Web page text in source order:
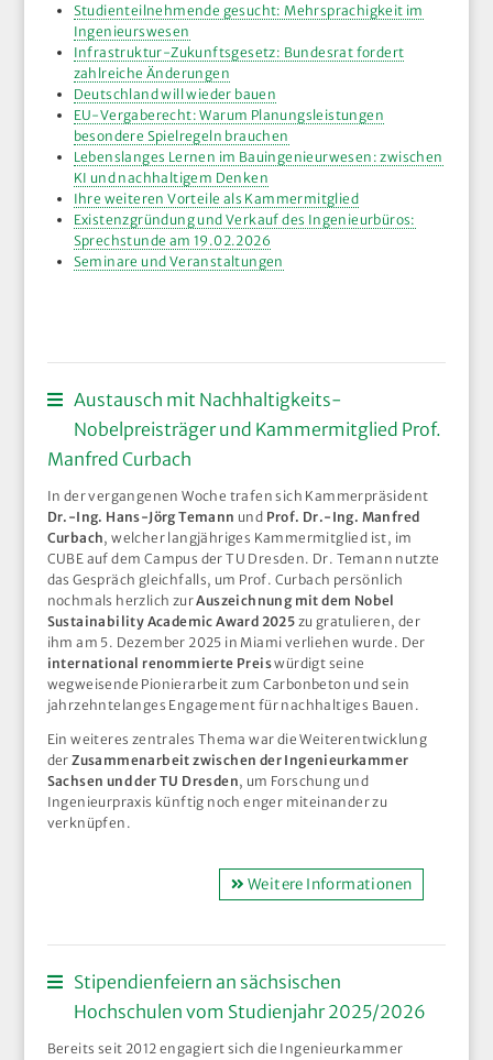
Studienteilnehmende gesucht: Mehrsprachigkeit im
Ingenieurswesen
Infrastruktur-Zukunftsgesetz: Bundesrat fordert
zahlreiche Änderungen
Deutschland will wieder bauen
EU-Vergaberecht: Warum Planungsleistungen
besondere Spielregeln brauchen
Lebenslanges Lernen im Bauingenieurwesen: zwischen
KI und nachhaltigem Denken
Ihre weiteren Vorteile als Kammermitglied
Existenzgründung und Verkauf des Ingenieurbüros:
Sprechstunde am 19.02.2026
Seminare und Veranstaltungen
Austausch mit Nachhaltigkeits-
Nobelpreisträger und Kammermitglied Prof.
Manfred Curbach
In der vergangenen Woche trafen sich Kammerpräsident
Dr.-Ing. Hans-Jörg Temann und Prof. Dr.-Ing. Manfred
Curbach, welcher langjähriges Kammermitglied ist, im
CUBE auf dem Campus der TU Dresden. Dr. Temann nutzte
das Gespräch gleichfalls, um Prof. Curbach persönlich
nochmals herzlich zurAuszeichnung mit dem Nobel
Sustainability Academic Award 2025 zu gratulieren, der
ihm am 5. Dezember 2025 in Miami verliehen wurde. Der
international renommierte Preiswürdigt seine
wegweisende Pionierarbeit zum Carbonbeton und sein
jahrzehntelanges Engagement für nachhaltiges Bauen.
Ein weiteres zentrales Thema war die Weiterentwicklung
derZusammenarbeit zwischen der Ingenieurkammer
Sachsen und der TU Dresden, um Forschung und
Ingenieurpraxis künftig noch enger miteinander zu
verknüpfen.
Weitere Informationen
Stipendienfeiern an sächsischen
Hochschulen vom Studienjahr 2025/2026
Bereits seit 2012 engagiert sich die Ingenieurkammer